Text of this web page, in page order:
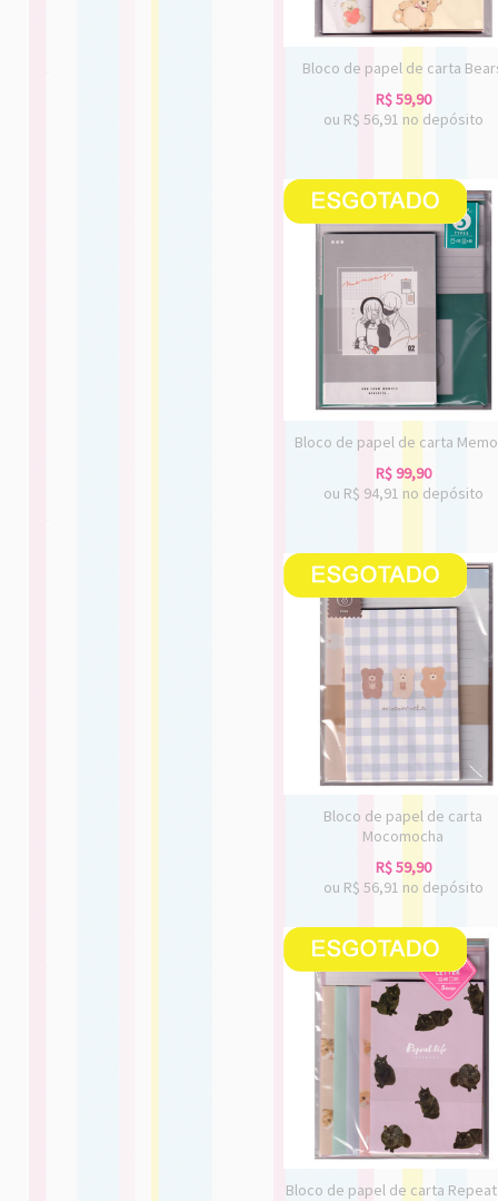
Bloco de papel de carta
R$59,90
ou R$ 56,91 no depósito
Bloco de papel de carta
R$ 99,90
ou R$ 94,91 no depósito
Bloco de papel de carta
Mocomocha
R$59,90
ou R$ 56,91 no depósito
Bloco de papel de carta